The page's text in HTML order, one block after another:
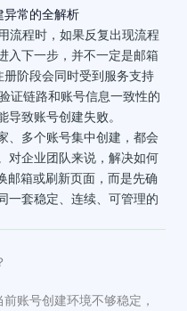
常的全解析
流程时，如果反复出现流程
入下一步，并不一定是邮箱
阶段会同时受到服务支持
证链路和账号信息一致性的
致账号创建失败。
、多个账号集中创建，都会
对企业团队来说，解决如何
邮箱或刷新页面，而是先确
一套稳定、连续、可管理的
账号创建环境不够稳定，